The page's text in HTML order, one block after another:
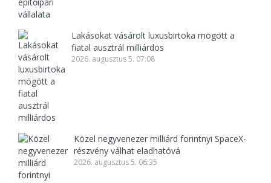
Lakásokat vásárolt luxusbirtoka mögött a
fiatal ausztrál milliárdos
2026. augusztus 5. 07:08
Közel negyvenezer milliárd forintnyi SpaceX-
részvény válhat eladhatóvá
2026. augusztus 5. 06:35